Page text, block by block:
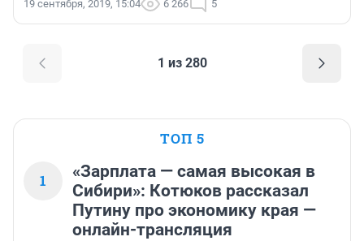
19 сентября, 2019, 15:04 6 266 5
1 из 280
ТОП 5
1
«Зарплата — самая высокая в
Сибири»: Котюков рассказал
Путину про экономику края —
онлайн-трансляция